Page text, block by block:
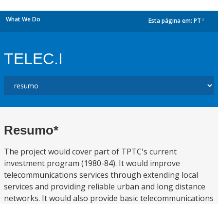
What We Do Esta página em: PT
TELEC.I
Resumo*
The project would cover part of TPTC's current
investment program (1980-84). It would improve
telecommunications services through extending local
services and providing reliable urban and long distance
networks. It would also provide basic telecommunications